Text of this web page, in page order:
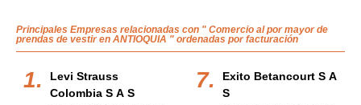
Principales Empresas relacionadas con " Comercio al por mayor de
prendas de vestir en ANTIOQUIA " ordenadas por facturación
Levi Strauss
Colombia S A S
Exito Betancourt S A
S